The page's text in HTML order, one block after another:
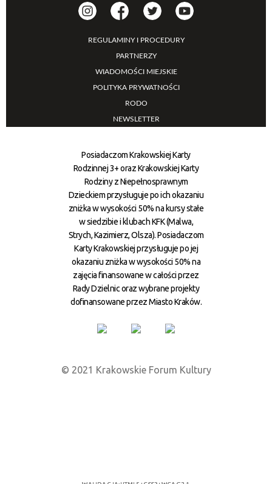
REGULAMINY I PROCEDURY
PARTNERZY
WIADOMOŚCI MIEJSKIE
POLITYKA PRYWATNOŚCI
RODO
NEWSLETTER
Posiadaczom Krakowskiej Karty
Rodzinnej 3+ oraz Krakowskiej Karty
Rodziny z Niepełnosprawnym
Dzieckiem przysługuje po ich okazaniu
zniżka w wysokości 50% na kursy stałe
w siedzibie i klubach KFK (Malwa,
Strych, Kazimierz, Olsza). Posiadaczom
Karty Krakowskiej przysługuje po jej
okazaniu zniżka w wysokości 50% na
zajęcia finansowane w całości przez
Rady Dzielnic oraz wybrane projekty
dofinansowane przez Miasto Kraków.
© 2021 Krakowskie Forum Kultury